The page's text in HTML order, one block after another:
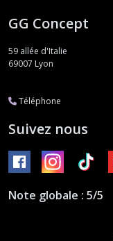
GG Concept
59 allée d'Italie
69007 Lyon
Téléphone
Suivez nous
Note globale : 5/5